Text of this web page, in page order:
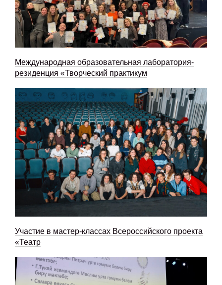
Международная образовательная лаборатория-
резиденция «Творческий практикум
Участие в мастер-классах Всероссийского проекта
«Театр